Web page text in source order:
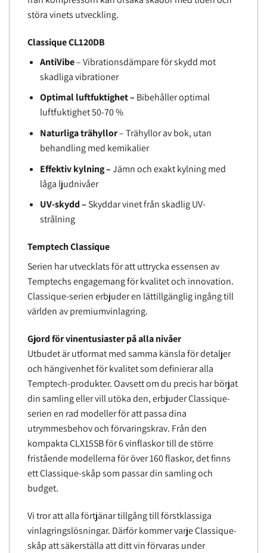
störa vinets utveckling.
Classique CL120DB
AntiVibe– Vibrationsdämpare för skydd mot
skadliga vibrationer
Optimal luftfuktighet – Bibehåller optimal
luftfuktighet 50-70 %
Naturliga trähyllor– Trähyllor av bok, utan
behandling med kemikalier
Effektiv kylning –Jämn och exakt kylning med
låga ljudnivåer
UV-skydd – Skyddar vinet från skadlig UV-
strålning
Temptech Classique
Serien har utvecklats för att uttrycka essensen av
Temptechs engagemang för kvalitet och innovation.
Classique-serien erbjuder en lättillgänglig ingång till
världen av premiumvinlagring.
Gjord för vinentusiaster på alla nivåer
Utbudet är utformat med samma känsla för detaljer
och hängivenhet för kvalitet som definierar alla
Temptech-produkter. Oavsett om du precis har börjat
din samling eller vill utöka den, erbjuder Classique-
serien en rad modeller för att passa dina
utrymmesbehov och förvaringskrav. Från den
kompakta CLX15SB för 6 vinflaskor till de större
fristående modellerna för över 160 flaskor, det finns
ett Classique-skåp som passar din samling och
budget.
Vi tror att alla förtjänar tillgång till förstklassiga
vinlagringslösningar. Därför kommer varje Classique-
skåp att säkerställa att ditt vin förvaras under